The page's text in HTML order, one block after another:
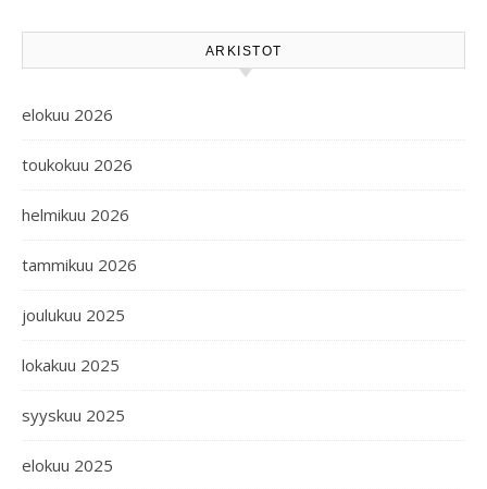
ARKISTOT
elokuu 2026
toukokuu 2026
helmikuu 2026
tammikuu 2026
joulukuu 2025
lokakuu 2025
syyskuu 2025
elokuu 2025